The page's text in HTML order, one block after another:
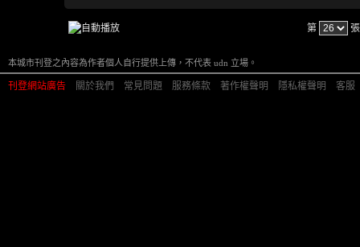
第
本城市刊登之內容為作者個人自行提供上傳，不代表 udn 立場。
刊登網站廣告 關於我們 常見問題 服務條款 著作權聲明 隱私權聲明 客服